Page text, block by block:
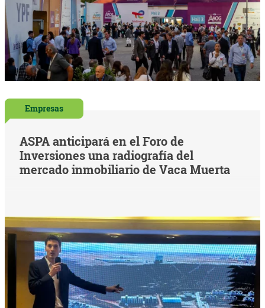
Empresas
ASPA anticipará en el Foro de
Inversiones una radiografía del
mercado inmobiliario de Vaca Muerta